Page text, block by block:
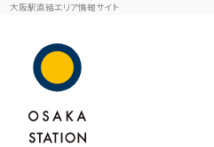
大阪駅直結エリア情報サイト